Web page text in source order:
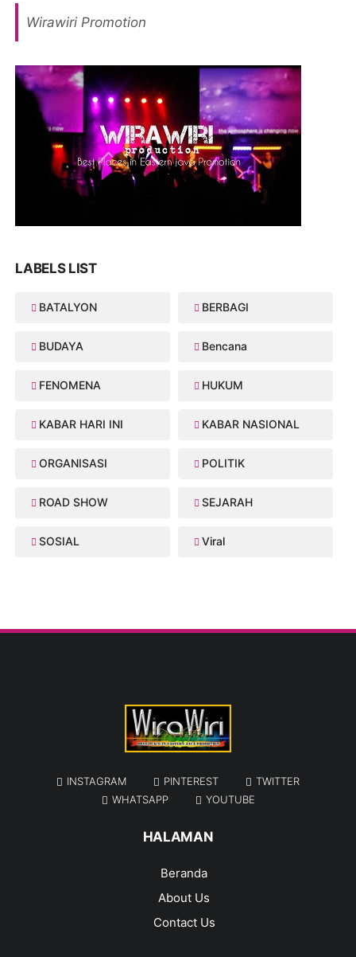
Wirawiri Promotion
LABELS LIST
BATALYON BERBAGI
BUDAYA Bencana
FENOMENA HUKUM
KABAR HARI INI KABAR NASIONAL
ORGANISASI POLITIK
ROAD SHOW SEJARAH
SOSIAL Viral
INSTAGRAM PINTEREST
TWITTER
WHATSAPP
YOUTUBE
HALAMAN
Beranda
About Us
Contact Us